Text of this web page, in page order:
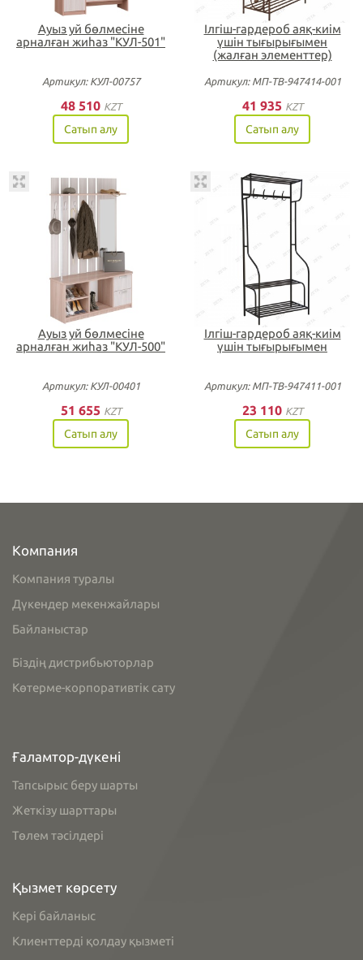
Ауыз yй бөлмесіне
арналған жиһаз "КУЛ-501"
Артикул: КУЛ-00757
48 510 KZT
Сатып алу
Ілгіш-гардероб аяқ-киім
үшін тығырығымен
(жалған элементтер)
Артикул: МП-ТВ-947414-001
41 935 KZT
Сатып алу
Ауыз yй бөлмесіне
арналған жиһаз "КУЛ-500"
Артикул: КУЛ-00401
51 655 KZT
Сатып алу
Ілгіш-гардероб аяқ-киім
үшін тығырығымен
Артикул: МП-ТВ-947411-001
23 110 KZT
Сатып алу
Компания
Компания туралы
Дүкендер мекенжайлары
Байланыстар
Біздің дистрибьюторлар
Көтерме-корпоративтік сату
Ғаламтор-дүкені
Тапсырыс беру шарты
Жеткізу шарттары
Төлем тәсілдері
Қызмет көрсету
Кері байланыс
Клиенттерді қолдау қызметі